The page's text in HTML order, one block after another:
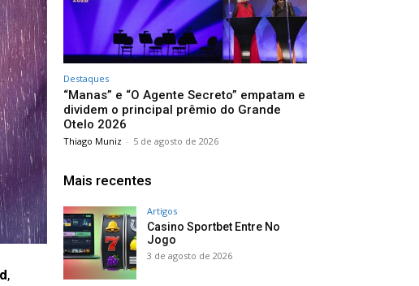
,
Destaques
“Manas” e “O Agente Secreto” empatam e
dividem o principal prêmio do Grande
Otelo 2026
Thiago Muniz - 5 de agosto de 2026
Mais recentes
Artigos
Casino Sportbet Entre No
Jogo
3 de agosto de 2026